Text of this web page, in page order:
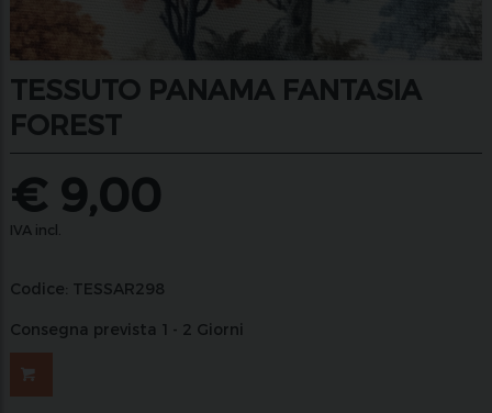
TESSUTO PANAMA FANTASIA
FOREST
€ 9,00
IVA incl.
Codice: TESSAR298
Consegna prevista 1 - 2 Giorni